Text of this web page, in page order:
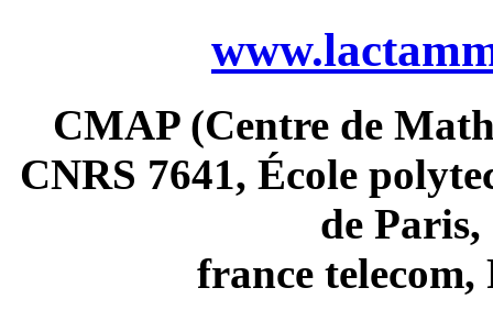
CMAP (Centre de
CNRS 7641, École
de
france telecom,